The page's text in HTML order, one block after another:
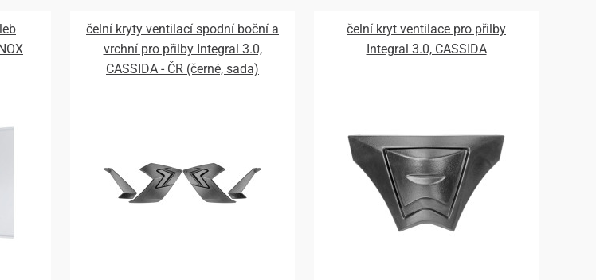
čelní kryty ventilací spodní boční a
vrchní pro přilby Integral 3.0,
CASSIDA - ČR (černé, sada)
čelní kryt ventilace pro přilby
Integral 3.0, CASSIDA